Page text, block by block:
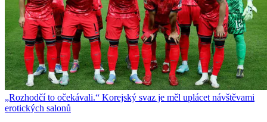
„Rozhodčí to očekávali.“ Korejský svaz je měl uplácet návštěvami
erotických salonů